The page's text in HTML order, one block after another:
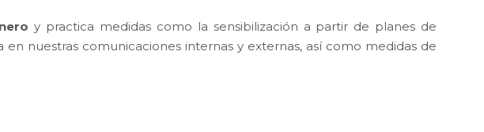
y practica medidas como la sensibilización a partir de planes de
nuestras comunicaciones internas y externas, así como medidas de